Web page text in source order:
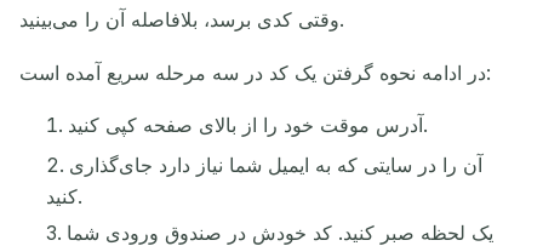
وقتی کدی برسد، بلافاصله آن را می‌بینید.
در ادامه نحوه گرفتن یک کد در سه مرحله سریع آمده است:
آدرس موقت خود را از بالای صفحه کپی کنید.
آن را در سایتی که به ایمیل شما نیاز دارد جای‌گذاری
کنید.
یک لحظه صبر کنید. کد خودش در صندوق ورودی شما